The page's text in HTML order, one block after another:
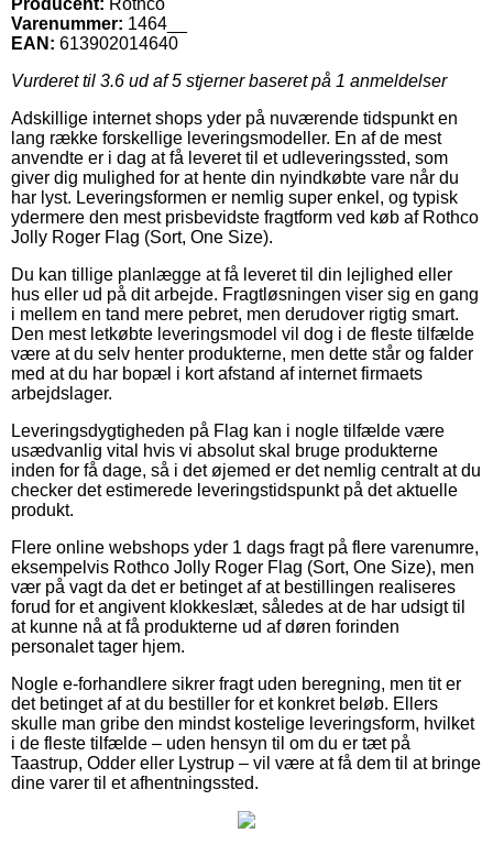
Varenummer: 1464__
EAN: 613902014640
Vurderet til 3.6 ud af 5 stjerner baseret på 1 anmeldelser
Adskillige internet shops yder på nuværende tidspunkt en
lang række forskellige leveringsmodeller. En af de mest
anvendte er i dag at få leveret til et udleveringssted, som
giver dig mulighed for at hente din nyindkøbte vare når du
har lyst. Leveringsformen er nemlig super enkel, og typisk
ydermere den mest prisbevidste fragtform ved køb af Rothco
Jolly Roger Flag (Sort, One Size).
Du kan tillige planlægge at få leveret til din lejlighed eller
hus eller ud på dit arbejde. Fragtløsningen viser sig en gang
i mellem en tand mere pebret, men derudover rigtig smart.
Den mest letkøbte leveringsmodel vil dog i de fleste tilfælde
være at du selv henter produkterne, men dette står og falder
med at du har bopæl i kort afstand af internet firmaets
arbejdslager.
Leveringsdygtigheden på Flag kan i nogle tilfælde være
usædvanlig vital hvis vi absolut skal bruge produkterne
inden for få dage, så i det øjemed er det nemlig centralt at du
checker det estimerede leveringstidspunkt på det aktuelle
produkt.
Flere online webshops yder 1 dags fragt på flere varenumre,
eksempelvis Rothco Jolly Roger Flag (Sort, One Size), men
vær på vagt da det er betinget af at bestillingen realiseres
forud for et angivent klokkeslæt, således at de har udsigt til
at kunne nå at få produkterne ud af døren forinden
personalet tager hjem.
Nogle e-forhandlere sikrer fragt uden beregning, men tit er
det betinget af at du bestiller for et konkret beløb. Ellers
skulle man gribe den mindst kostelige leveringsform, hvilket
i de fleste tilfælde – uden hensyn til om du er tæt på
Taastrup, Odder eller Lystrup – vil være at få dem til at bringe
dine varer til et afhentningssted.